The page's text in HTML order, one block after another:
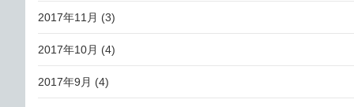
2017年11月 (3)
2017年10月 (4)
2017年9月 (4)